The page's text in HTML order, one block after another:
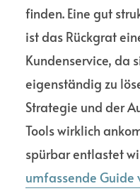
finden. Eine gut
ist das Rückgrat
Kundenservice, da
eigenständig zu
Strategie und der
Tools wirklich
spürbar entlastet
umfassende Guide